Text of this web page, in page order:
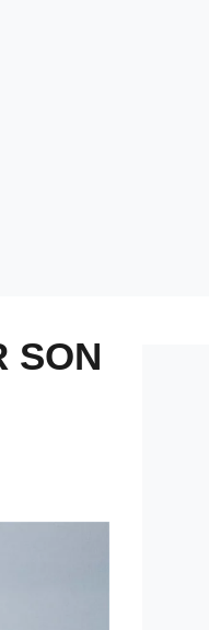
SON